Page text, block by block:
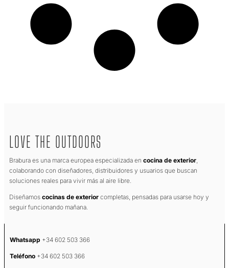
LOVE THE OUTDOORS
Brabura es una marca europea especializada en cocina de exterior,
colaborando con diseñadores, distribuidores y usuarios que buscan
soluciones reales para vivir más al aire libre.
Diseñamos cocinas de exterior completas, pensadas para usarse hoy y
seguir funcionando mañana.
Whatsapp +34 602 503 366
Teléfono +34 602 503 366